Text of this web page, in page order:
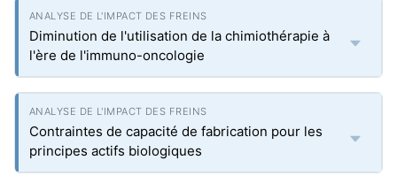
Diminution de l'utilisation de la chimiothérapie à
l'ère de l'immuno-oncologie
Contraintes de capacité de fabrication pour les
principes actifs biologiques